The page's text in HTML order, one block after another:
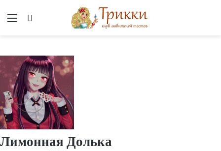
Меню
Лимонная Долька